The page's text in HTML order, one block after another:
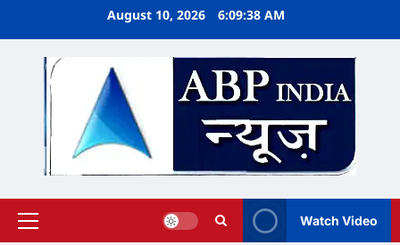
August 10, 2026 6:09:38 AM
Primary
Watch Video